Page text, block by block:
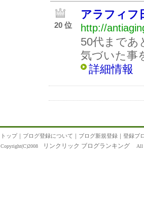
20 位
アラフィフ
http://
50代まであ
気づいた事
詳細情報
トップ｜ ブログ登録について ｜ ブログ新規登録 ｜ 登録ブ
Copyright(C)2008 リンクリック ブログランキング All